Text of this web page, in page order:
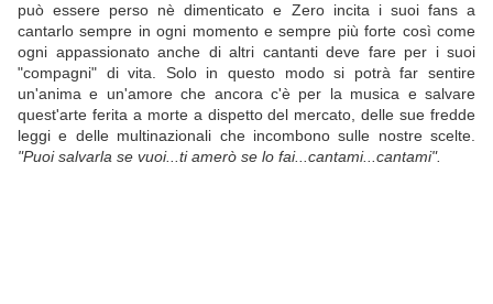
può essere perso nè dimenticato e Zero incita i suoi fans a
cantarlo sempre in ogni momento e sempre più forte così come
ogni appassionato anche di altri cantanti deve fare per i suoi
"compagni" di vita. Solo in questo modo si potrà far sentire
un'anima e un'amore che ancora c'è per la musica e salvare
quest'arte ferita a morte a dispetto del mercato, delle sue fredde
leggi e delle multinazionali che incombono sulle nostre scelte.
"Puoi salvarla se vuoi...ti amerò se lo fai...cantami...cantami".